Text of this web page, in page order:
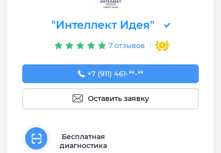
"Интеллект Идея"
7 отзывов
+7 (911) 461-90-82
+7 (911) 461-**-**
Оставить заявку
Бесплатная
диагностика